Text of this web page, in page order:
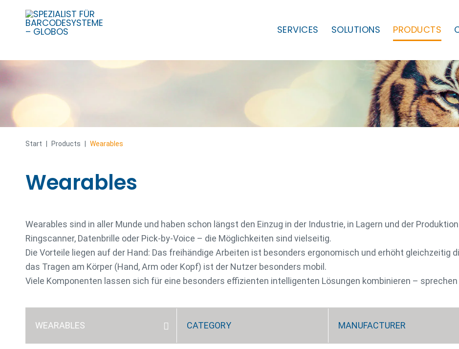
SERVICES SOLUTIONS PRODUCTS
Skip
content
Start Products Wearables
Wearables
Wearables sind in aller Munde und haben schon längst den Einzug in der Industrie, in Lagern und der
Ringscanner, Datenbrille oder Pick-by-Voice – die Möglichkeiten sind vielseitig.
Die Vorteile liegen auf der Hand: Das freihändige Arbeiten ist besonders ergonomisch und erhöht gleichzeitig
das Tragen am Körper (Hand, Arm oder Kopf) ist der Nutzer besonders mobil.
Viele Komponenten lassen sich für eine besonders effizienten intelligenten Lösungen kombinieren –
WEARABLES CATEGORY MANUFACTURER